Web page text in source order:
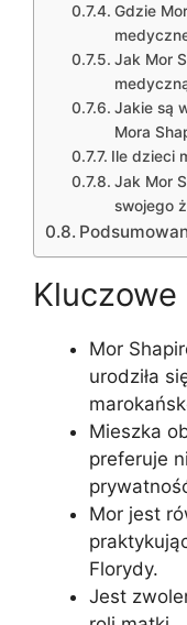
Gdzie
Jak Mor
Jakie są
Mora
Ile dzieci
Jak Mor
swojego
Mor
urodziła
Mieszka
preferuje
Mor jest
Florydy.
Jest